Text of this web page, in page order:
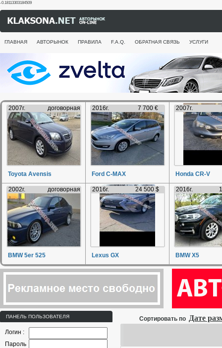
-0.18113303184509
ГЛАВНАЯ АВТОРЫНОК ПРАВИЛА F.A.Q. ОБРАТНАЯ СВЯЗЬ УСЛУГИ
2007г. договорная
Toyota Avensis
2016г. 7 700 €
Ford C-MAX
2007г.
Honda CR-V
2002г. договорная
BMW 5er 525
2016г. 24 500 $
Lexus GX
2016г.
BMW X5
ПАНЕЛЬ ПОЛЬЗОВАТЕЛЯ
Логин :
Пароль
Сортировать по Дате